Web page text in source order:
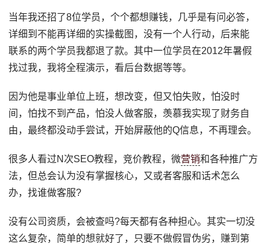
当年我还招了8位学员，个个都想赚钱，几乎是有问必答，
详细到不能再详细的实操截图，没有一个人行动，后来能
联系的两个学员我都退了款。其中一位学员在2012年暑假
找过我，我将全程演示，看后台数据等等。
因为他是事业单位上班，想改变，但又怕失败，怕没时
间，怕找不到产品，怕没人做客服，羡慕我实现了财务自
由，最终都没动手尝试，开始屏蔽他的Q信息，不再理会。
很多人看过N次SEO教程，竞价教程，微营销和各种推广方
法，但总会认为没有掌握核心，又或者客服和话术怎么
办，找谁做客服?
没有公司资质，会被查吗?每天都有各种担心。其实一切没
这么复杂，简单的想就好了，只要不做假冒伪劣，赚到第